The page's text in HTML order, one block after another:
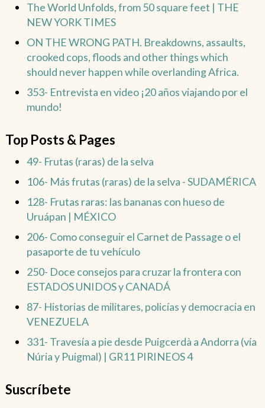
The World Unfolds, from 50 square feet | THE
NEW YORK TIMES
ON THE WRONG PATH. Breakdowns, assaults,
crooked cops, floods and other things which
should never happen while overlanding Africa.
353- Entrevista en video ¡20 años viajando por el
mundo!
Top Posts & Pages
49- Frutas (raras) de la selva
106- Más frutas (raras) de la selva - SUDAMÉRICA
128- Frutas raras: las bananas con hueso de
Uruápan | MÉXICO
206- Como conseguir el Carnet de Passage o el
pasaporte de tu vehículo
250- Doce consejos para cruzar la frontera con
ESTADOS UNIDOS y CANADÁ
87- Historias de militares, policías y democracia en
VENEZUELA
331- Travesía a pie desde Puigcerdà a Andorra (vía
Núria y Puigmal) | GR11 PIRINEOS 4
Suscríbete